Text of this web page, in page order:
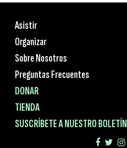
Asistir
Organizar
Sobre Nosotros
Preguntas Frecuentes
DONAR
TIENDA
SUSCRÍBETE A NUESTRO BOLETÍN